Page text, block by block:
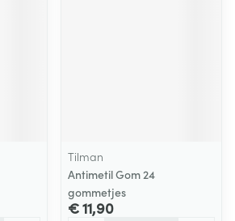
Tilman
Antimetil Gom 24
gommetjes
€ 11,90